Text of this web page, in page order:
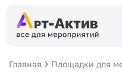
Главная Площадки для